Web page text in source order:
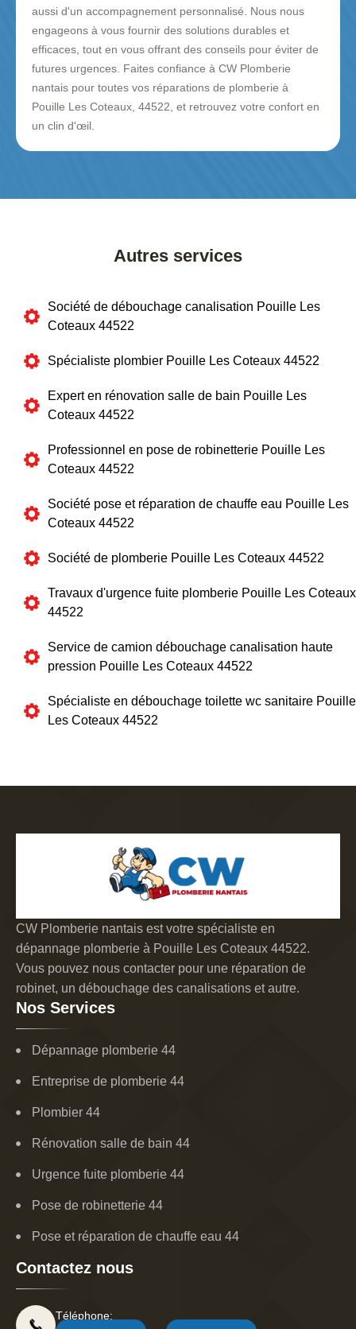
aussi d'un accompagnement personnalisé. Nous nous
engageons à vous fournir des solutions durables et
efficaces, tout en vous offrant des conseils pour éviter de
futures urgences. Faites confiance à CW Plomberie
nantais pour toutes vos réparations de plomberie à
Pouille Les Coteaux, 44522, et retrouvez votre confort en
un clin d'œil.
Autres services
Société de débouchage canalisation Pouille Les
Coteaux 44522
Spécialiste plombier Pouille Les Coteaux 44522
Expert en rénovation salle de bain Pouille Les
Coteaux 44522
Professionnel en pose de robinetterie Pouille Les
Coteaux 44522
Société pose et réparation de chauffe eau Pouille Les
Coteaux 44522
Société de plomberie Pouille Les Coteaux 44522
Travaux d'urgence fuite plomberie Pouille Les Coteaux
44522
Service de camion débouchage canalisation haute
pression Pouille Les Coteaux 44522
Spécialiste en débouchage toilette wc sanitaire Pouille
Les Coteaux 44522
CW Plomberie nantais est votre spécialiste en
dépannage plomberie à Pouille Les Coteaux 44522.
Vous pouvez nous contacter pour une réparation de
robinet, un débouchage des canalisations et autre.
Nos Services
Dépannage plomberie 44
Entreprise de plomberie 44
Plombier 44
Rénovation salle de bain 44
Urgence fuite plomberie 44
Pose de robinetterie 44
Pose et réparation de chauffe eau 44
Contactez nous
Téléphone: